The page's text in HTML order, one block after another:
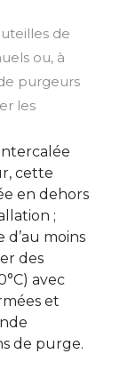
de
ou, à
purgeurs
les
cette
en dehors
;
moins
des
avec
et
de purge.